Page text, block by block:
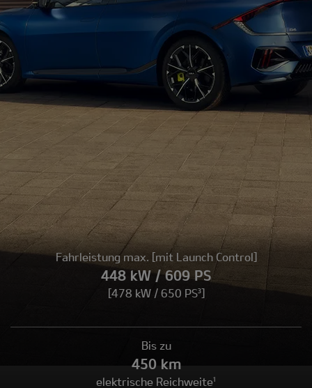
Fahrleistung max. [mit Launch Control]
448 kW / 609 PS
[478 kW / 650 PS³]
Bis zu
450 km
elektrische Reichweite¹